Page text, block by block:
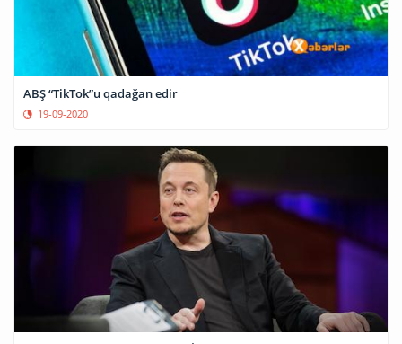
ABŞ “TikTok”u qadağan edir
19-09-2020